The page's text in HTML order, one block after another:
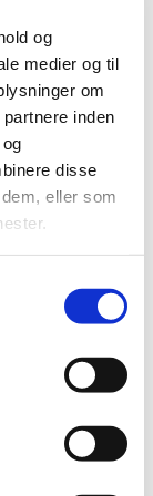
og
medier og til
om
inden
disse
eller som
at den
websted
for at
dit
under et
muligt at
de er
fungere.
at